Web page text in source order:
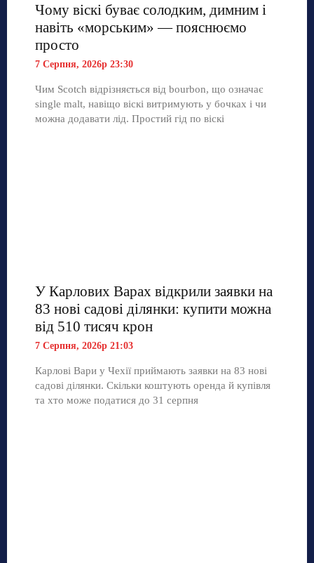
Чому віскі буває солодким, димним і
навіть «морським» — пояснюємо
просто
7 Серпня, 2026р 23:30
Чим Scotch відрізняється від bourbon, що означає
single malt, навіщо віскі витримують у бочках і чи
можна додавати лід. Простий гід по віскі
У Карлових Варах відкрили заявки на
83 нові садові ділянки: купити можна
від 510 тисяч крон
7 Серпня, 2026р 21:03
Карлові Вари у Чехії приймають заявки на 83 нові
садові ділянки. Скільки коштують оренда й купівля
та хто може податися до 31 серпня